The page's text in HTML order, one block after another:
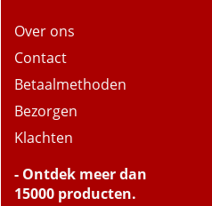
Over ons
Contact
Betaalmethoden
Bezorgen
Klachten
- Ontdek meer dan